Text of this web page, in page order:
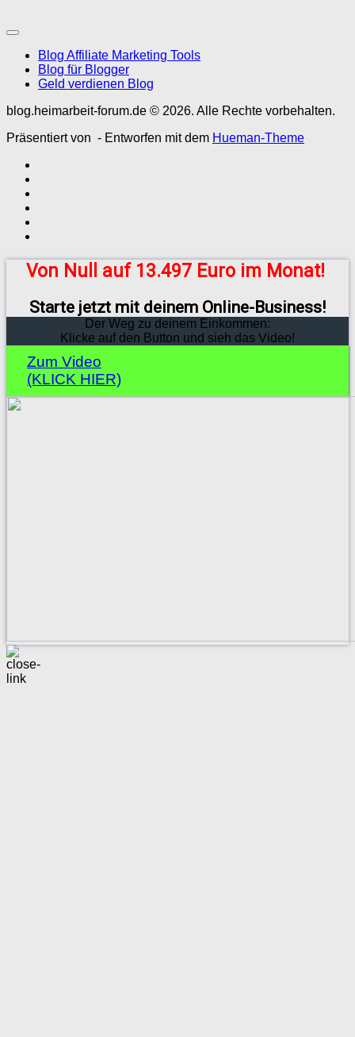
Blog Affiliate Marketing Tools
Blog für Blogger
Geld verdienen Blog
blog.heimarbeit-forum.de © 2026. Alle Rechte vorbehalten.
Präsentiert von - Entworfen mit dem Hueman-Theme
Von Null auf 13.497 Euro im Monat!
Starte jetzt mit deinem Online-Business!
Der Weg zu deinem Einkommen:
Klicke auf den Button und sieh das Video!
Zum Video
(KLICK HIER)